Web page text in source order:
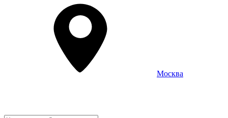
Москва